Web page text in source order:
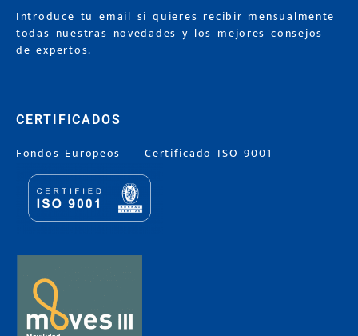
Introduce tu email si quieres recibir mensualmente
todas nuestras novedades y los mejores consejos
de expertos.
CERTIFICADOS
Fondos Europeos –Certificado ISO 9001